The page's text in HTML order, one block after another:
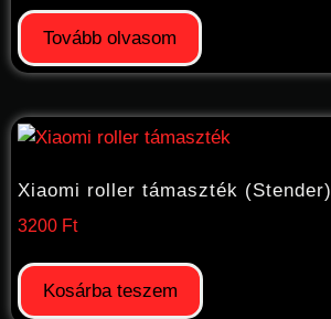
Tovább olvasom
Xiaomi roller támaszték (Stender)
3200 Ft
Kosárba teszem